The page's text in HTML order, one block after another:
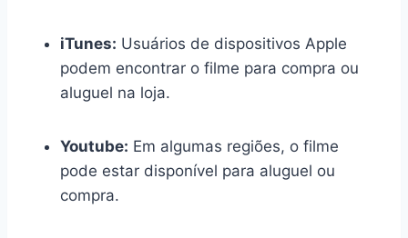
iTunes: Usuários de dispositivos Apple
podem encontrar o filme para compra ou
aluguel na loja.
Youtube: Em algumas regiões, o filme
pode estar disponível para aluguel ou
compra.